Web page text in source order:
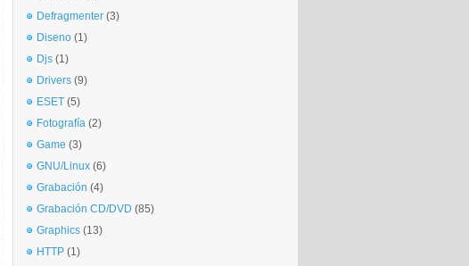
Defragmenter (3)
Diseno (1)
Djs (1)
Drivers (9)
ESET (5)
Fotografía (2)
Game (3)
GNU/Linux (6)
Grabación (4)
Grabación CD/DVD (85)
Graphics (13)
HTTP (1)